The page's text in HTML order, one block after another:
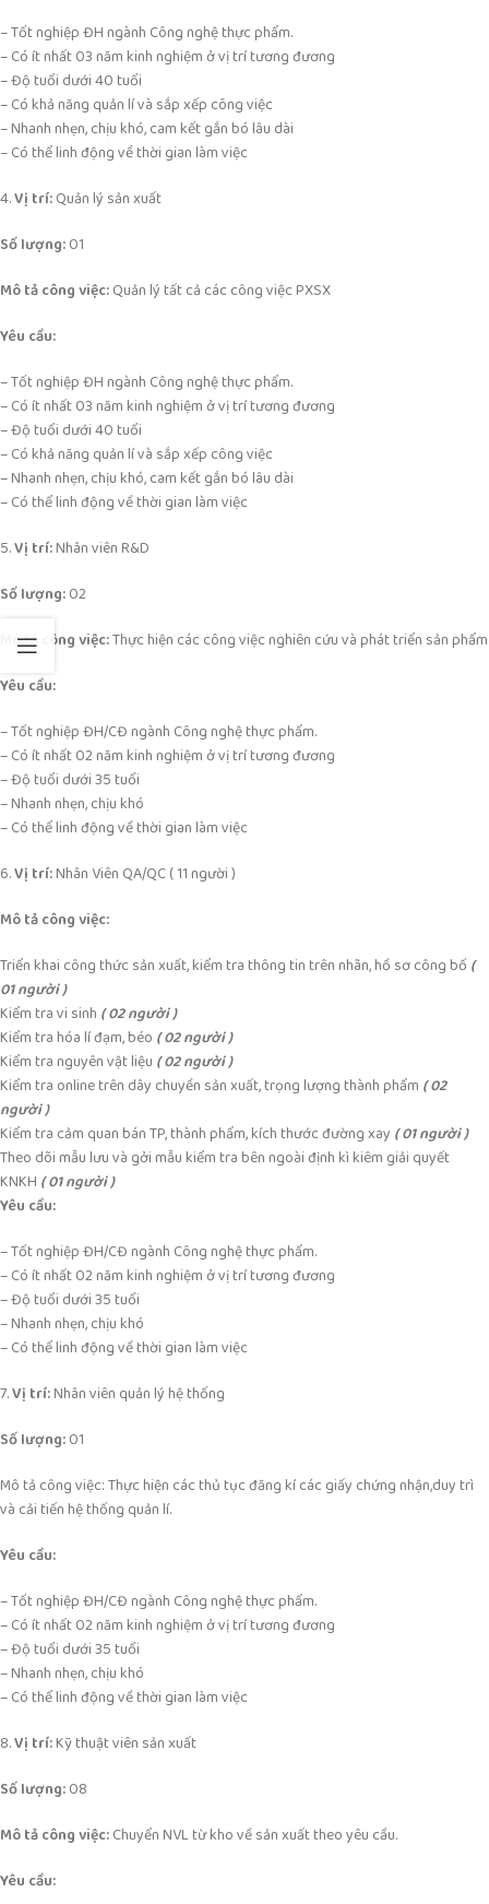
– Tốt nghiệp ĐH ngành Công nghệ thực phẩm.
– Có ít nhất 03 năm kinh nghiệm ở vị trí tương đương
– Độ tuổi dưới 40 tuổi
– Có khả năng quản lí và sắp xếp công việc
– Nhanh nhẹn, chịu khó, cam kết gắn bó lâu dài
– Có thể linh động về thời gian làm việc
4.Vị trí:Quản lý sản xuất
Số lượng:01
Mô tả công việc:Quản lý tất cả các công việc PXSX
Yêu cầu:
– Tốt nghiệp ĐH ngành Công nghệ thực phẩm.
– Có ít nhất 03 năm kinh nghiệm ở vị trí tương đương
– Độ tuổi dưới 40 tuổi
– Có khả năng quản lí và sắp xếp công việc
– Nhanh nhẹn, chịu khó, cam kết gắn bó lâu dài
– Có thể linh động về thời gian làm việc
5.Vị trí:Nhân viên R&D
Số lượng:02
Mô tả công việc:Thực hiện các công việc nghiên cứu và phát triển sản phẩm
Yêu cầu:
– Tốt nghiệp ĐH/CĐ ngành Công nghệ thực phẩm.
– Có ít nhất 02 năm kinh nghiệm ở vị trí tương đương
– Độ tuổi dưới 35 tuổi
– Nhanh nhẹn, chịu khó
– Có thể linh động về thời gian làm việc
6.Vị trí:Nhân Viên QA/QC ( 11 người )
Mô tả công việc:
Triển khai công thức sản xuất, kiểm tra thông tin trên nhãn, hồ sơ công bố (
01 người )
Kiểm tra vi sinh ( 02 người )
Kiểm tra hóa lí đạm, béo ( 02 người )
Kiểm tra nguyên vật liệu ( 02 người )
Kiểm tra online trên dây chuyền sản xuất, trọng lượng thành phẩm ( 02
người )
Kiểm tra cảm quan bán TP, thành phẩm, kích thước đường xay ( 01 người )
Theo dõi mẫu lưu và gởi mẫu kiểm tra bên ngoài định kì kiêm giải quyết
KNKH ( 01 người )
Yêu cầu:
– Tốt nghiệp ĐH/CĐ ngành Công nghệ thực phẩm.
– Có ít nhất 02 năm kinh nghiệm ở vị trí tương đương
– Độ tuổi dưới 35 tuổi
– Nhanh nhẹn, chịu khó
– Có thể linh động về thời gian làm việc
7.Vị trí:Nhân viên quản lý hệ thống
Số lượng:01
Mô tả công việc: Thực hiện các thủ tục đăng kí các giấy chứng nhận,duy trì
và cải tiến hệ thống quản lí.
Yêu cầu:
– Tốt nghiệp ĐH/CĐ ngành Công nghệ thực phẩm.
– Có ít nhất 02 năm kinh nghiệm ở vị trí tương đương
– Độ tuổi dưới 35 tuổi
– Nhanh nhẹn, chịu khó
– Có thể linh động về thời gian làm việc
8.Vị trí:Kỹ thuật viên sản xuất
Số lượng:08
Mô tả công việc:Chuyển NVL từ kho về sản xuất theo yêu cầu.
Yêu cầu: